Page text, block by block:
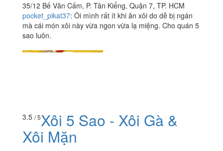
35/12 Bế Văn Cấm, P. Tân Kiểng, Quận 7, TP. HCM
pocket_pikat37: Ôi mình rất ít khi ăn xôi do dễ bị ngán
mà cái món xôi này vừa ngon vừa lạ miệng. Cho quán 5
sao luôn.
3.5 / 5Xôi 5 Sao - Xôi Gà &
Xôi Mặn